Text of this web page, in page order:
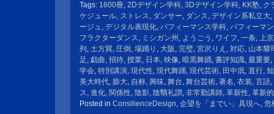
Tags: 1600冊, 2Dデザイン学科, 3Dデザイン学科, KK塾, ク
ケジュール, ストレス, ダンサー, ダンス, デザイン系私立大,
ージュ, デジタル表現化, パフィーマンス学科, パフィーマ
フラクターダンス, ミシガン州 , ようごう , ワイフ, 一条, 上京
列 , 土方巽, 圧倒 , 場踊り , 大阪 , 完璧, 宮沢りえ , 対応, 山本耀
足 , 戯曲, 招待, 授業, 日本, 映像, 暗黒舞踊, 書評知識, 最重要,
学会, 特別講演, 現代性, 現代舞踊, 現代芸術, 田中泯, 直行,
美大時代, 膨大, 自称, 興味, 舞台, 舞台芸術, 著名 , 衣装, 言語,
ス, 進化, 関係性, 陰影, 陰翳礼讃, 非常勤講師, 革新性, 革新
Posted in ConsilienceDesign, 企望を「までい」具現へ, 危